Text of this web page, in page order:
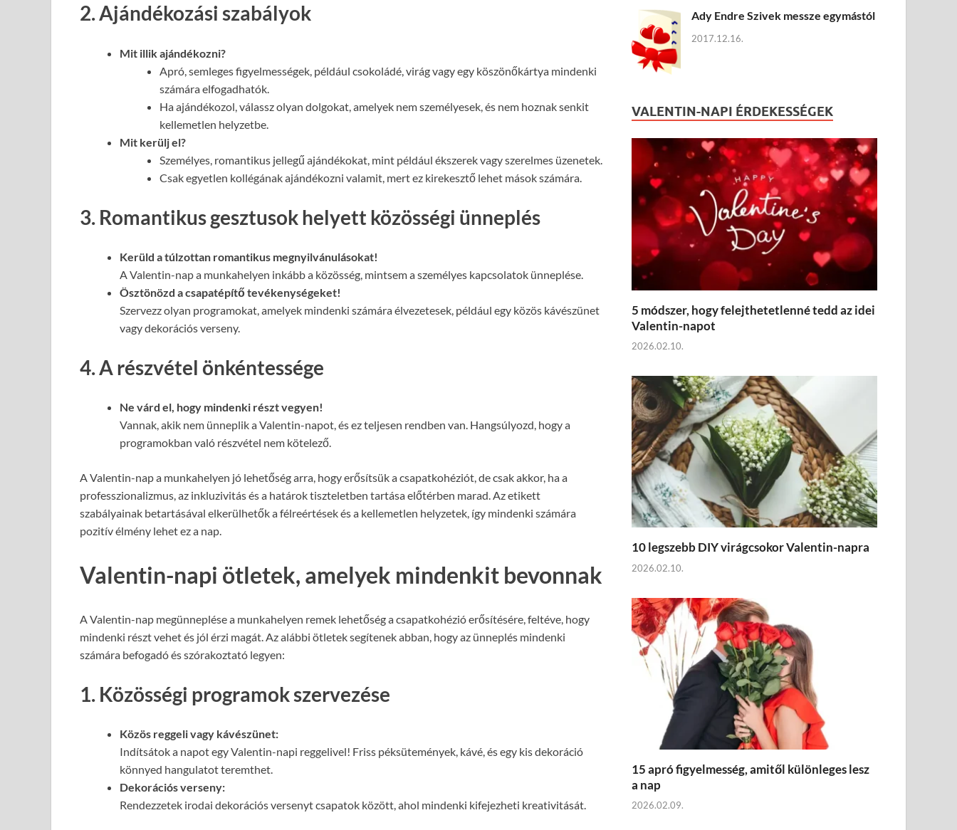
2. Ajándékozási szabályok
Mit illik ajándékozni?
Apró, semleges figyelmességek, például csokoládé, virág vagy egy köszönőkártya mindenki
számára elfogadhatók.
Ha ajándékozol, válassz olyan dolgokat, amelyek nem személyesek, és nem hoznak senkit
kellemetlen helyzetbe.
Mit kerülj el?
Személyes, romantikus jellegű ajándékokat, mint például ékszerek vagy szerelmes üzenetek.
Csak egyetlen kollégának ajándékozni valamit, mert ez kirekesztő lehet mások számára.
3. Romantikus gesztusok helyett közösségi ünneplés
Kerüld a túlzottan romantikus megnyilvánulásokat!
A Valentin-nap a munkahelyen inkább a közösség, mintsem a személyes kapcsolatok ünneplése.
Ösztönözd a csapatépítő tevékenységeket!
Szervezz olyan programokat, amelyek mindenki számára élvezetesek, például egy közös kávészünet
vagy dekorációs verseny.
4. A részvétel önkéntessége
Ne várd el, hogy mindenki részt vegyen!
Vannak, akik nem ünneplik a Valentin-napot, és ez teljesen rendben van. Hangsúlyozd, hogy a
programokban való részvétel nem kötelező.
A Valentin-nap a munkahelyen jó lehetőség arra, hogy erősítsük a csapatkohéziót, de csak akkor, ha a
professzionalizmus, az inkluzivitás és a határok tiszteletben tartása előtérben marad. Az etikett
szabályainak betartásával elkerülhetők a félreértések és a kellemetlen helyzetek, így mindenki számára
pozitív élmény lehet ez a nap.
Valentin-napi ötletek, amelyek mindenkit bevonnak
A Valentin-nap megünneplése a munkahelyen remek lehetőség a csapatkohézió erősítésére, feltéve, hogy
mindenki részt vehet és jól érzi magát. Az alábbi ötletek segítenek abban, hogy az ünneplés mindenki
számára befogadó és szórakoztató legyen:
1. Közösségi programok szervezése
Közös reggeli vagy kávészünet:
Indítsátok a napot egy Valentin-napi reggelivel! Friss péksütemények, kávé, és egy kis dekoráció
könnyed hangulatot teremthet.
Dekorációs verseny:
Rendezzetek irodai dekorációs versenyt csapatok között, ahol mindenki kifejezheti kreativitását.
Ady Endre Szivek messze egymástól
2017.12.16.
VALENTIN-NAPI ÉRDEKESSÉGEK
5 módszer, hogy felejthetetlenné tedd az idei
Valentin-napot
2026.02.10.
10 legszebb DIY virágcsokor Valentin-napra
2026.02.10.
15 apró figyelmesség, amitől különleges lesz
a nap
2026.02.09.